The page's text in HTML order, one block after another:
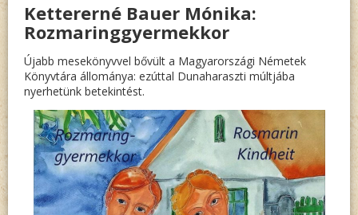
Kettererné Bauer Mónika:
Rozmaringgyermekkor
Újabb mesekönyvvel bővült a Magyarországi Németek
Könyvtára állománya: ezúttal Dunaharaszti múltjába
nyerhetünk betekintést.